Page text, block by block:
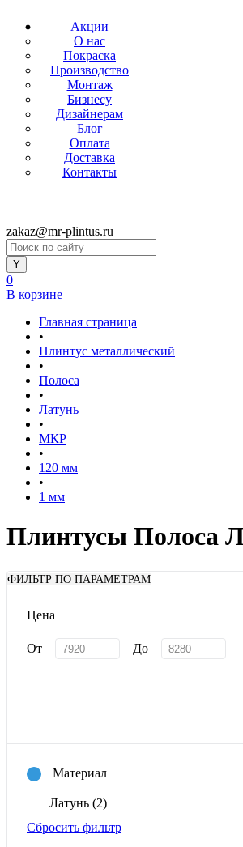
Акции
О нас
Покраска
Производство
Монтаж
Бизнесу
Дизайнерам
Блог
Оплата
Доставка
Контакты
zakaz@mr-plintus.ru
0
В корзине
Главная страница
•
Плинтус металлический
•
Полоса
•
Латунь
•
МКР
•
120 мм
•
1 мм
Плинтусы Полоса
ФИЛЬТР ПО ПАРАМЕТРАМ
Цена
От До
Материал
Латунь (2)
Сбросить фильтр